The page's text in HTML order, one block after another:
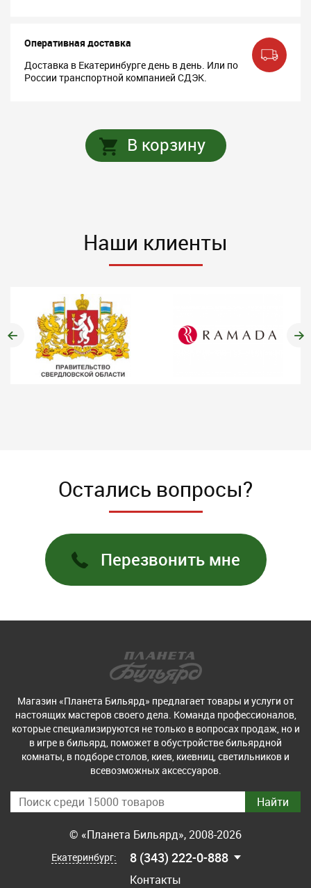
Оперативная доставка
Доставка в Екатеринбурге день в день. Или по
России транспортной компанией СДЭК.
В корзину
Наши клиенты
Остались вопросы?
Перезвонить мне
Магазин «Планета Бильярд» предлагает товары и услуги от
настоящих мастеров своего дела. Команда профессионалов,
которые специализируются не только в вопросах продаж, но и
в игре в бильярд, поможет в обустройстве бильярдной
комнаты, в подборе столов, киев, киевниц, светильников и
всевозможных аксессуаров.
© «Планета Бильярд», 2008-2026
Екатеринбург: 8 (343) 222-0-888
Контакты